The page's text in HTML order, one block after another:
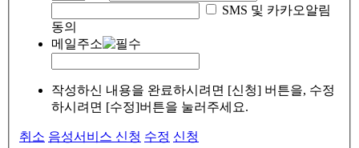
SMS 및 카카오알림
동의
메일주소
작성하신 내용을 완료하시려면 [신청] 버튼을, 수정
하시려면 [수정]버튼을 눌러주세요.
취소 음성서비스 신청 수정 신청